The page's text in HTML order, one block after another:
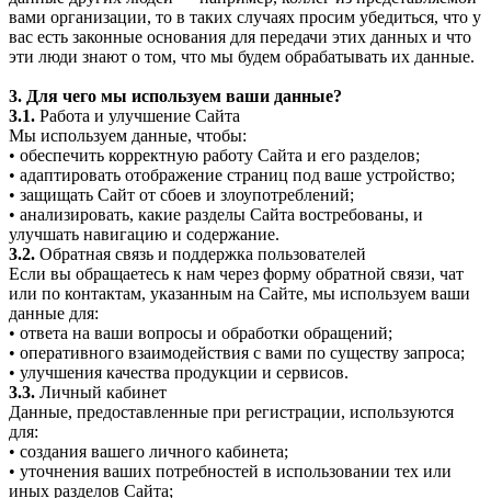
вами организации, то в таких случаях просим убедиться, что у
вас есть законные основания для передачи этих данных и что
эти люди знают о том, что мы будем обрабатывать их данные.
3. Для чего мы используем ваши данные?
3.1. Работа и улучшение Сайта
Мы используем данные, чтобы:
• обеспечить корректную работу Сайта и его разделов;
• адаптировать отображение страниц под ваше устройство;
• защищать Сайт от сбоев и злоупотреблений;
• анализировать, какие разделы Сайта востребованы, и
улучшать навигацию и содержание.
3.2. Обратная связь и поддержка пользователей
Если вы обращаетесь к нам через форму обратной связи, чат
или по контактам, указанным на Сайте, мы используем ваши
данные для:
• ответа на ваши вопросы и обработки обращений;
• оперативного взаимодействия с вами по существу запроса;
• улучшения качества продукции и сервисов.
3.3. Личный кабинет
Данные, предоставленные при регистрации, используются
для:
• создания вашего личного кабинета;
• уточнения ваших потребностей в использовании тех или
иных разделов Сайта;